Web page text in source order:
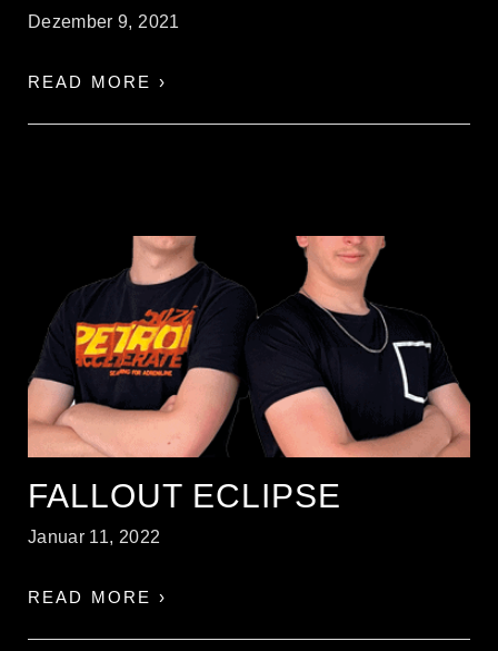
Dezember 9, 2021
READ MORE ›
FALLOUT ECLIPSE
Januar 11, 2022
READ MORE ›